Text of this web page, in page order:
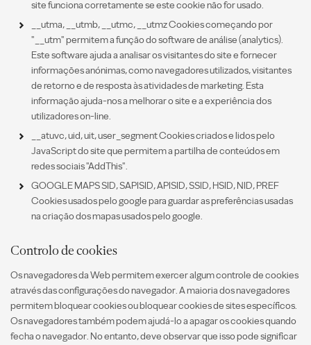
site funciona corretamente se este cookie não for usado.
__utma, __utmb, __utmc, __utmz Cookies começando por
"__utm" permitem a função do software de análise (analytics).
Este software ajuda a analisar os visitantes do site e fornecer
informações anónimas, como navegadores utilizados, visitantes
de retorno e de resposta às atividades de marketing. Esta
informação ajuda-nos a melhorar o site e a experiência dos
utilizadores on-line.
__atuvc, uid, uit, user_segment Cookies criados e lidos pelo
JavaScript do site que permitem a partilha de conteúdos em
redes sociais "AddThis".
GOOGLE MAPS SID, SAPISID, APISID, SSID, HSID, NID, PREF
Cookies usados pelo google para guardar as preferências usadas
na criação dos mapas usados pelo google.
Controlo de cookies
Os navegadores da Web permitem exercer algum controle de cookies
através das configurações do navegador. A maioria dos navegadores
permitem bloquear cookies ou bloquear cookies de sites específicos.
Os navegadores também podem ajudá-lo a apagar os cookies quando
fecha o navegador. No entanto, deve observar que isso pode significar